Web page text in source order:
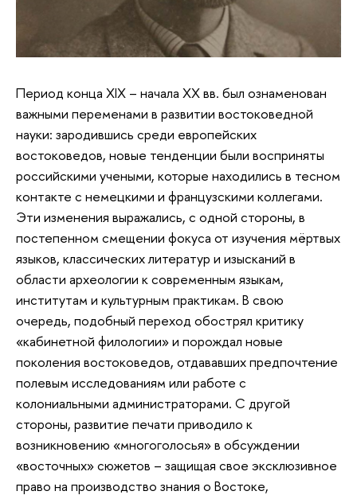
Период конца XIX – начала ХХ вв. был ознаменован
важными переменами в развитии востоковедной
науки: зародившись среди европейских
востоковедов, новые тенденции были восприняты
российскими учеными, которые находились в тесном
контакте с немецкими и французскими коллегами.
Эти изменения выражались, с одной стороны, в
постепенном смещении фокуса от изучения мёртвых
языков, классических литератур и изысканий в
области археологии к современным языкам,
институтам и культурным практикам. В свою
очередь, подобный переход обострял критику
«кабинетной филологии» и порождал новые
поколения востоковедов, отдававших предпочтение
полевым исследованиям или работе с
колониальными администраторами. С другой
стороны, развитие печати приводило к
возникновению «многоголосья» в обсуждении
«восточных» сюжетов – защищая свое эксклюзивное
право на производство знания о Востоке,